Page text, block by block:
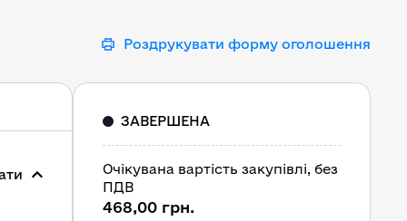
Роздрукувати форму оголошення
ЗАВЕРШЕНА
Очікувана вартість закупівлі, без
ПДВ
468,00 грн.